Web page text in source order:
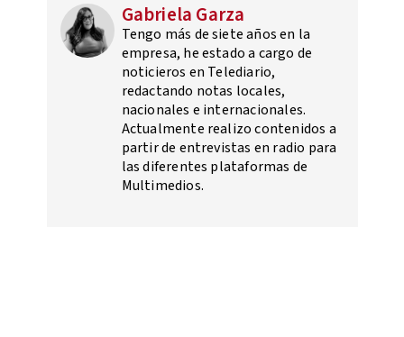
Gabriela Garza
Tengo más de siete años en la
empresa, he estado a cargo de
noticieros en Telediario,
redactando notas locales,
nacionales e internacionales.
Actualmente realizo contenidos a
partir de entrevistas en radio para
las diferentes plataformas de
Multimedios.